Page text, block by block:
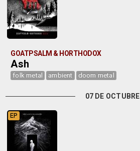
GOATPSALM & HORTHODOX
Ash
folk metal ambient doom metal
07 DE OCTUBRE
EP